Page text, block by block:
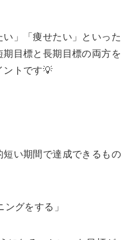
」「痩せたい」といった
目標と長期目標の両方を
ントです💡
い期間で達成できるもの
グをする」